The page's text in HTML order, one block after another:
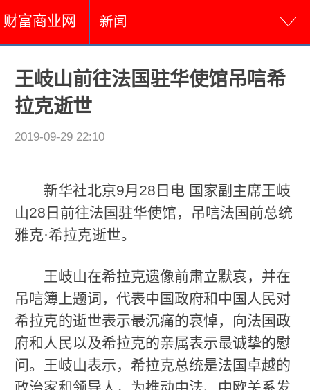
财富商业网 新闻
王岐山前往法国驻华使馆吊唁希
拉克逝世
2019-09-29 22:10
新华社北京9月28日电 国家副主席王岐
山28日前往法国驻华使馆，吊唁法国前总统
雅克·希拉克逝世。
王岐山在希拉克遗像前肃立默哀，并在
吊唁簿上题词，代表中国政府和中国人民对
希拉克的逝世表示最沉痛的哀悼，向法国政
府和人民以及希拉克的亲属表示最诚挚的慰
问。王岐山表示，希拉克总统是法国卓越的